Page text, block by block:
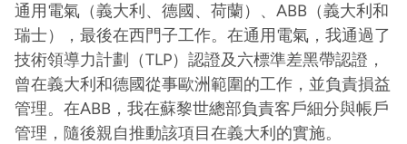
通用電氣（義大利、德國、荷蘭）、ABB（義大利和
瑞士），最後在西門子工作。在通用電氣，我通過了
技術領導力計劃（TLP）認證及六標準差黑帶認證，
曾在義大利和德國從事歐洲範圍的工作，並負責損益
管理。在ABB，我在蘇黎世總部負責客戶細分與帳戶
管理，隨後親自推動該項目在義大利的實施。